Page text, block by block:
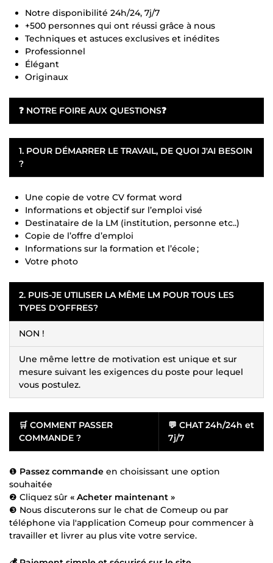
Notre disponibilité 24h/24, 7j/7
+500 personnes qui ont réussi grâce à nous
Techniques et astuces exclusives et inédites
Professionnel
Élégant
Originaux
❓ NOTRE FOIRE AUX QUESTIONS❓
1. POUR DÉMARRER LE TRAVAIL, DE QUOI J'AI BESOIN
?
Une copie de votre CV format word
Informations et objectif sur l’emploi visé
Destinataire de la LM (institution, personne etc..)
Copie de l’offre d’emploi
Informations sur la formation et l’école ;
Votre photo
2. PUIS-JE UTILISER LA MÊME LM POUR TOUS LES
TYPES D'OFFRES?
NON !
Une même lettre de motivation est unique et sur
mesure suivant les exigences du poste pour lequel
vous postulez.
🛒 COMMENT PASSER
COMMANDE ?
💬 CHAT 24h/24h et
7j/7
❶ Passez commande en choisissant une option
souhaitée
❷ Cliquez sûr « Acheter maintenant »
❸ Nous discuterons sur le chat de Comeup ou par
téléphone via l'application Comeup pour commencer à
travailler et livrer au plus vite votre service.